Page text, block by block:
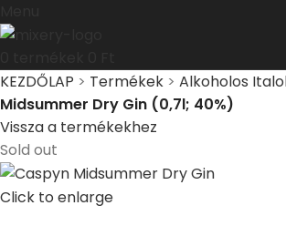
KEZDŐLAP > Termékek > Alkoholos
Midsummer Dry Gin (0,7l; 40%)
Vissza a termékekhez
Sold out
Click to enlarge